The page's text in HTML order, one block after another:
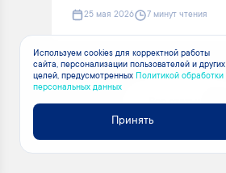
25 мая 2026 7 минут чтения
Все статьи
Используем cookies для корректной работы
сайта, персонализации пользователей и других
целей, предусмотренных Политикой обработки
персональных данных
Принять